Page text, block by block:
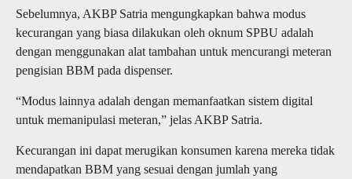
Sebelumnya, AKBP Satria mengungkapkan bahwa modus
kecurangan yang biasa dilakukan oleh oknum SPBU adalah
dengan menggunakan alat tambahan untuk mencurangi meteran
pengisian BBM pada dispenser.
“Modus lainnya adalah dengan memanfaatkan sistem digital
untuk memanipulasi meteran,” jelas AKBP Satria.
Kecurangan ini dapat merugikan konsumen karena mereka tidak
mendapatkan BBM yang sesuai dengan jumlah yang